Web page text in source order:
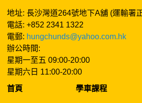
地址: 長沙灣道264號地下A舖 (運輸署
電話: +852 2341 1322
電郵: hungchunds@yahoo.com.hk
辦公時間:
星期一至五 09:00-20:00
星期六日 11:00-20:00
首頁
學車課程